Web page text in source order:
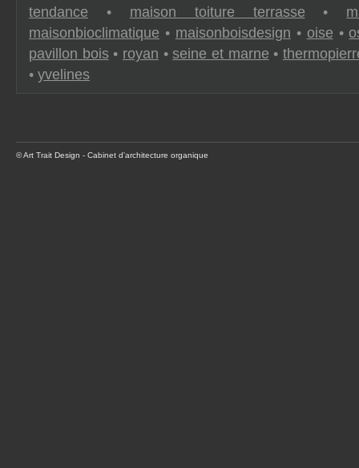
tendance • maison toiture terrasse •
maisonbioclimatique • maisonboisdesign • oise •
pavillon bois• royan • seine et marne •
• yvelines
© Art Trait Design - Cabinet d'architecture organique